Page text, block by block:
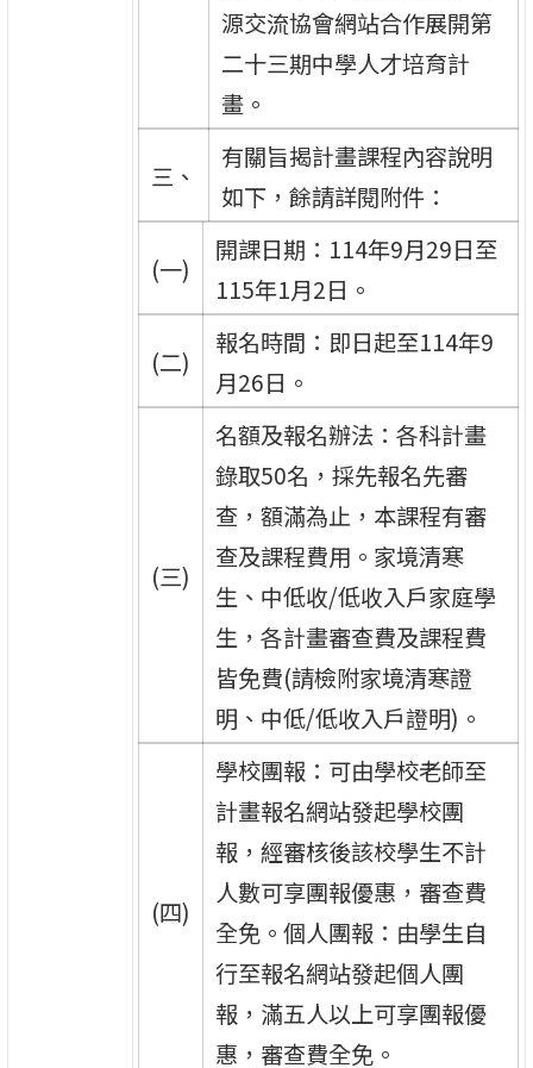
源交流協會網站合作展開第
二十三期中學人才培育計
畫。
三、
有關旨揭計畫課程內容說明
如下，餘請詳閱附件：
(一)
開課日期：114年9月29日至
115年1月2日。
(二)
報名時間：即日起至114年9
月26日。
(三)
名額及報名辦法：各科計畫
錄取50名，採先報名先審
查，額滿為止，本課程有審
查及課程費用。家境清寒
生、中低收/低收入戶家庭學
生，各計畫審查費及課程費
皆免費(請檢附家境清寒證
明、中低/低收入戶證明)。
(四)
學校團報：可由學校老師至
計畫報名網站發起學校團
報，經審核後該校學生不計
人數可享團報優惠，審查費
全免。個人團報：由學生自
行至報名網站發起個人團
報，滿五人以上可享團報優
惠，審查費全免。